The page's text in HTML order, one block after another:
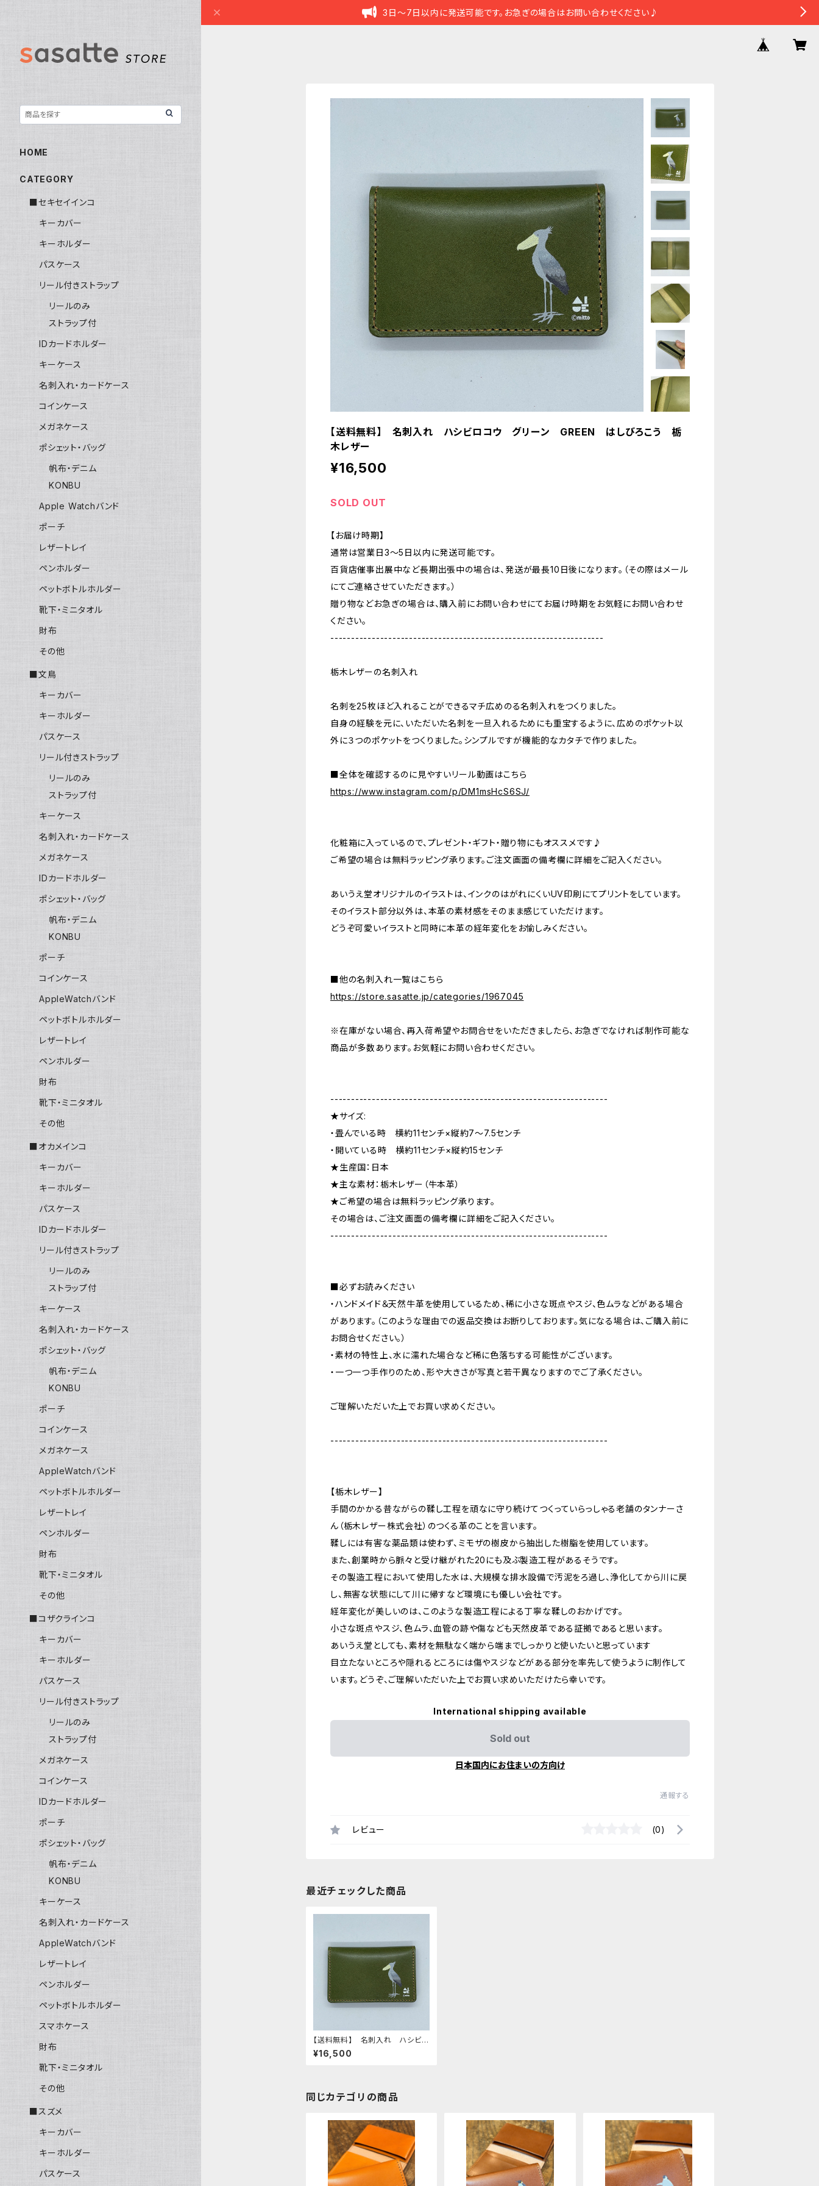
3日～7日以内に発送可能です。お急ぎの場合はお問い合わせください♪
【送料無料】 名刺入れ ハシビロコウ グリーン GREEN はしびろこう 栃
木レザー
¥16,500
SOLD OUT
【お届け時期】
通常は営業日3〜5日以内に発送可能です。
百貨店催事出展中など長期出張中の場合は、発送が最長10日後になります。（その際はメール
にてご連絡させていただきます。）
贈り物などお急ぎの場合は、購入前にお問い合わせにてお届け時期をお気軽にお問い合わせ
ください。
------------------------------------------------------------------
栃木レザーの名刺入れ
名刺を25枚ほど入れることができるマチ広めのる名刺入れをつくりました。
自身の経験を元に、いただいた名刺を一旦入れるためにも重宝するように、広めのポケット以
外に３つのポケットをつくりました。シンプルですが機能的なカタチで作りました。
■全体を確認するのに見やすいリール動画はこちら
https://www.instagram.com/p/DM1msHcS6SJ/
化粧箱に入っているので、プレゼント・ギフト・贈り物にもオススメです♪
ご希望の場合は無料ラッピング承ります。ご注文画面の備考欄に詳細をご記入ください。
あいうえ堂オリジナルのイラストは、インクのはがれにくいUV印刷にてプリントをしています。
そのイラスト部分以外は、本革の素材感をそのまま感じていただけます。
どうぞ可愛いイラストと同時に本革の経年変化をお愉しみください。
■他の名刺入れ一覧はこちら
https://store.sasatte.jp/categories/1967045
※在庫がない場合、再入荷希望やお問合せをいただきましたら、お急ぎでなければ制作可能な
商品が多数あります。お気軽にお問い合わせください。
-------------------------------------------------------------------
★サイズ:
・畳んでいる時 横約11センチ×縦約7〜7.5センチ
・開いている時 横約11センチ×縦約15センチ
★生産国：日本
★主な素材：栃木レザー（牛本革）
★ご希望の場合は無料ラッピング承ります。
その場合は、ご注文画面の備考欄に詳細をご記入ください。
-------------------------------------------------------------------
■必ずお読みください
・ハンドメイド＆天然牛革を使用しているため、稀に小さな斑点やスジ、色ムラなどがある場合
があります。（このような理由での返品交換はお断りしております。気になる場合は、ご購入前に
お問合せください。）
・素材の特性上、水に濡れた場合など稀に色落ちする可能性がございます。
・一つ一つ手作りのため、形や大きさが写真と若干異なりますのでご了承ください。
ご理解いただいた上でお買い求めください。
-------------------------------------------------------------------
【栃木レザー】
手間のかかる昔ながらの鞣し工程を頑なに守り続けてつくっていらっしゃる老舗のタンナーさ
ん（栃木レザー株式会社）のつくる革のことを言います。
鞣しには有害な薬品類は使わず、ミモザの樹皮から抽出した樹脂を使用しています。
また、創業時から脈々と受け継がれた20にも及ぶ製造工程があるそうです。
その製造工程において使用した水は、大規模な排水設備で汚泥をろ過し、浄化してから川に戻
し、無害な状態にして川に帰すなど環境にも優しい会社です。
経年変化が美しいのは、このような製造工程による丁寧な鞣しのおかげです。
小さな斑点やスジ、色ムラ、血管の跡や傷なども天然皮革である証拠であると思います。
あいうえ堂としても、素材を無駄なく端から端までしっかりと使いたいと思っています
目立たないところや隠れるところには傷やスジなどがある部分を率先して使うように制作して
います。どうぞ、ご理解いただいた上でお買い求めいただけたら幸いです。
International shipping available
Sold out
日本国内にお住まいの方向け
通報する
レビュー (0)
最近チェックした商品
【送料無料】 名刺入れ ハシビロ
コウ グリーン GREEN はしび
ろこう 栃木レザー
¥16,500
同じカテゴリの商品
HOME
CATEGORY
■セキセイインコ
キーカバー
キーホルダー
パスケース
リール付きストラップ
リールのみ
ストラップ付
IDカードホルダー
キーケース
名刺入れ・カードケース
コインケース
メガネケース
ポシェット・バッグ
帆布・デニム
KONBU
Apple Watchバンド
ポーチ
レザートレイ
ペンホルダー
ペットボトルホルダー
靴下・ミニタオル
財布
その他
■文鳥
キーカバー
キーホルダー
パスケース
リール付きストラップ
リールのみ
ストラップ付
キーケース
名刺入れ・カードケース
メガネケース
IDカードホルダー
ポシェット・バッグ
帆布・デニム
KONBU
ポーチ
コインケース
AppleWatchバンド
ペットボトルホルダー
レザートレイ
ペンホルダー
財布
靴下・ミニタオル
その他
■オカメインコ
キーカバー
キーホルダー
パスケース
IDカードホルダー
リール付きストラップ
リールのみ
ストラップ付
キーケース
名刺入れ・カードケース
ポシェット・バッグ
帆布・デニム
KONBU
ポーチ
コインケース
メガネケース
AppleWatchバンド
ペットボトルホルダー
レザートレイ
ペンホルダー
財布
靴下・ミニタオル
その他
■コザクラインコ
キーカバー
キーホルダー
パスケース
リール付きストラップ
リールのみ
ストラップ付
メガネケース
コインケース
IDカードホルダー
ポーチ
ポシェット・バッグ
帆布・デニム
KONBU
キーケース
名刺入れ・カードケース
AppleWatchバンド
レザートレイ
ペンホルダー
ペットボトルホルダー
スマホケース
財布
靴下・ミニタオル
その他
■スズメ
キーカバー
キーホルダー
パスケース